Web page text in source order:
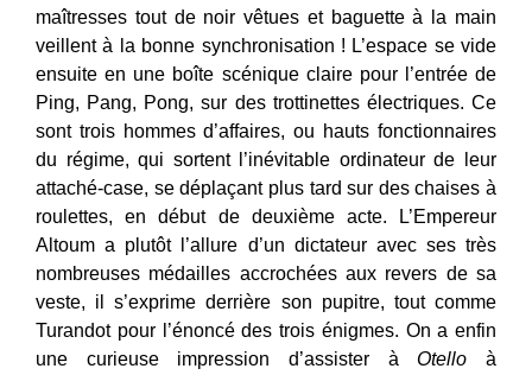
maîtresses tout de noir vêtues et baguette à la main
veillent à la bonne synchronisation ! L’espace se vide
ensuite en une boîte scénique claire pour l’entrée de
Ping, Pang, Pong, sur des trottinettes électriques. Ce
sont trois hommes d’affaires, ou hauts fonctionnaires
du régime, qui sortent l’inévitable ordinateur de leur
attaché-case, se déplaçant plus tard sur des chaises à
roulettes, en début de deuxième acte. L’Empereur
Altoum a plutôt l’allure d’un dictateur avec ses très
nombreuses médailles accrochées aux revers de sa
veste, il s’exprime derrière son pupitre, tout comme
Turandot pour l’énoncé des trois énigmes. On a enfin
une curieuse impression d’assister àOtello à